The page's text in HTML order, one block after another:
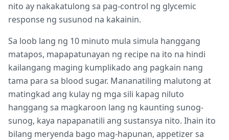
nito ay nakakatulong sa pag-control ng glycemic
response ng susunod na kakainin.
Sa loob lang ng 10 minuto mula simula hanggang
matapos, mapapatunayan ng recipe na ito na hindi
kailangang maging kumplikado ang pagkain nang
tama para sa blood sugar. Mananatiling malutong at
matingkad ang kulay ng mga sili kapag niluto
hanggang sa magkaroon lang ng kaunting sunog-
sunog, kaya napapanatili ang sustansya nito. Ihain ito
bilang meryenda bago mag-hapunan, appetizer sa